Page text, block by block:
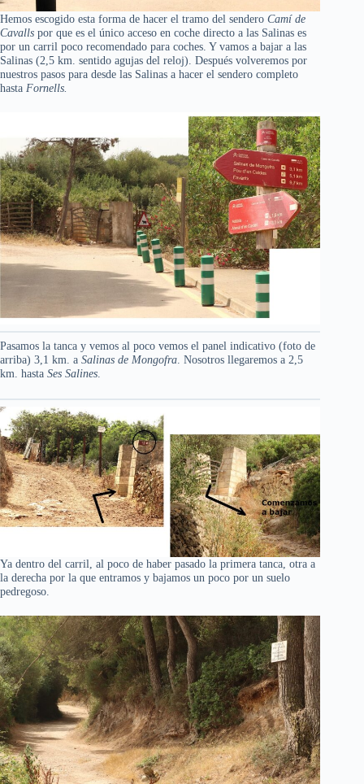
Hemos escogido esta forma de hacer el tramo del sendero Camí de
Cavalls por que es el único acceso en coche directo a las Salinas es
por un carril poco recomendado para coches. Y vamos a bajar a las
Salinas (2,5 km. sentido agujas del reloj). Después volveremos por
nuestros pasos para desde las Salinas a hacer el sendero completo
hasta Fornells.
Pasamos la tanca y vemos al poco vemos el panel indicativo (foto de
arriba) 3,1 km. a Salinas de Mongofra . Nosotros llegaremos a 2,5
km. hasta Ses Salines
Ya dentro del carril, al poco de haber pasado la primera tanca, otra a
la derecha por la que entramos y bajamos un poco por un suelo
pedregoso.